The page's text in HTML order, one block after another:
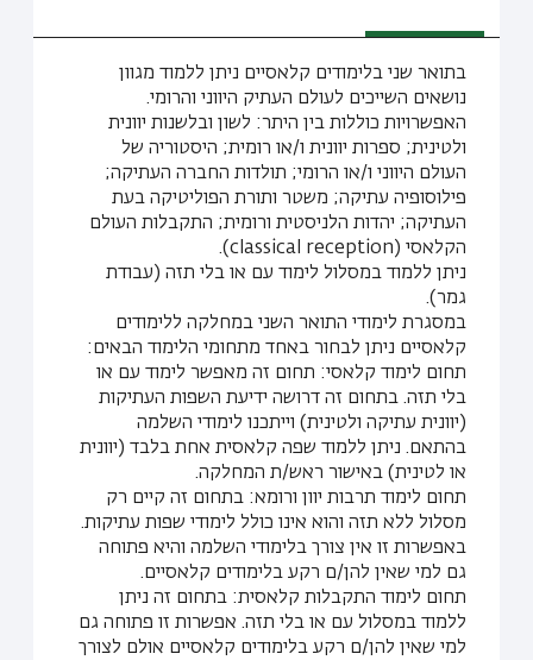
בתואר שני בלימודים קלאסיים ניתן ללמוד מגוון
נושאים השייכים לעולם העתיק היווני והרומי.
האפשרויות כוללות בין היתר: לשון ובלשנות יוונית
ולטינית; ספרות יוונית ו/או רומית; היסטוריה של
העולם היווני ו/או הרומי; תולדות החברה העתיקה;
פילוסופיה עתיקה; משטר ותורת הפוליטיקה בעת
העתיקה; יהדות הלניסטית ורומית; התקבלות העולם
הקלאסי (classical reception).
ניתן ללמוד במסלול לימוד עם או בלי תזה (עבודת
גמר).
במסגרת לימודי התואר השני במחלקה ללימודים
קלאסיים ניתן לבחור באחד מתחומי הלימוד הבאים:
תחום לימוד קלאסי: תחום זה מאפשר לימוד עם או
בלי תזה. בתחום זה דרושה ידיעת השפות העתיקות
(יוונית עתיקה ולטינית) וייתכנו לימודי השלמה
בהתאם. ניתן ללמוד שפה קלאסית אחת בלבד (יוונית
או לטינית) באישור ראש/ת המחלקה.
תחום לימוד תרבות יוון ורומא: בתחום זה קיים רק
מסלול ללא תזה והוא אינו כולל לימודי שפות עתיקות.
באפשרות זו אין צורך בלימודי השלמה והיא פתוחה
גם למי שאין להן/ם רקע בלימודים קלאסיים.
תחום לימוד התקבלות קלאסית: בתחום זה ניתן
ללמוד במסלול עם או בלי תזה. אפשרות זו פתוחה גם
למי שאין להן/ם רקע בלימודים קלאסיים אולם לצורך